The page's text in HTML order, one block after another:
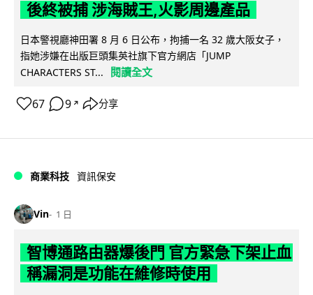
後終被捕 涉海賊王,火影周邊產品
日本警視廳神田署 8 月 6 日公布，拘捕一名 32 歲大阪女子，
指她涉嫌在出版巨頭集英社旗下官方網店「JUMP
CHARACTERS ST...
閱讀全文
67 9 ↗ 分享
商業科技 資訊保安
Vin 1 日
智博通路由器爆後門 官方緊急下架止血
稱漏洞是功能在維修時使用